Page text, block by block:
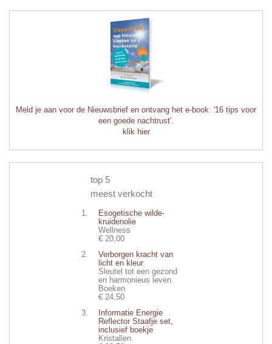
Meld je aan voor de Nieuwsbrief en ontvang het e-book: '16 tips voor
een goede nachtrust'.
klik hier
top 5
meest verkocht
Esogetische wilde-
kruidenolie
Wellness
€ 20,00
Verborgen kracht van
licht en kleur
Sleutel tot een gezond
en harmonieus leven.
Boeken
€ 24,50
Informatie Energie
Reflector Staafje set,
inclusief boekje
Kristallen.